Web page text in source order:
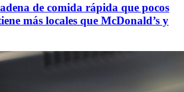
de comida rápida que pocos
más locales que McDonald’s y